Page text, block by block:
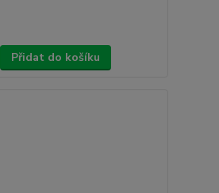
Přidat do košíku